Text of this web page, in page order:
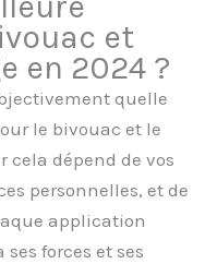
et
en 2024 ?
quelle
le bivouac et le
cela dépend de vos
personnelles, et de
application
forces et ses